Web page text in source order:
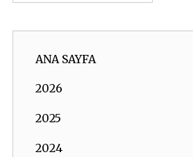
ANA SAYFA
2026
2025
2024